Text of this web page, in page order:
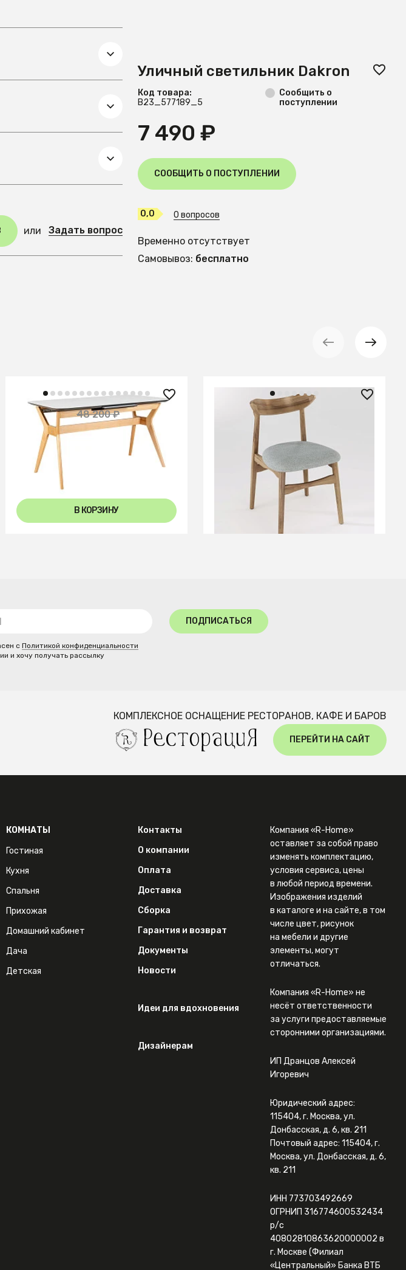
или Задать вопрос
Уличный светильник Dakron
Код товара:
B23_577189_5
Сообщить о
поступлении
7 490 ₽
СООБЩИТЬ О ПОСТУПЛЕНИИ
0,0 0 вопросов
Временно отсутствует
Самовывоз: бесплатно
28 150 ₽ 48 200 ₽ — 42%
Стол раскл. Нарвик Glass 140-180
Automatic Natur/Light matte
glass
В КОРЗИНУ
14 080.50 ₽
AL 104 Стул Джеро (470*500*750)
В КОРЗИНУ
с Политикой конфиденциальности
и хочу получать рассылку
ПОДПИСАТЬСЯ
КОМПЛЕКСНОЕ ОСНАЩЕНИЕ РЕСТОРАНОВ, КАФЕ И БАРОВ
ПЕРЕЙТИ НА САЙТ
КОМНАТЫ
Гостиная
Кухня
Спальня
Прихожая
Домашний кабинет
Дача
Детская
Контакты
О компании
Оплата
Доставка
Сборка
Гарантия и возврат
Документы
Новости
Идеи для вдохновения
Дизайнерам
Компания «R-Home»
оставляет за собой право
изменять комплектацию,
условия сервиса, цены
в любой период времени.
Изображения изделий
в каталоге и на сайте, в том
числе цвет, рисунок
на мебели и другие
элементы, могут
отличаться.
Компания «R-Home» не
несёт ответственности
за услуги предоставляемые
сторонними организациями.
ИП Дранцов Алексей
Игоревич
Юридический адрес:
115404, г. Москва, ул.
Донбасская, д. 6, кв. 211
Почтовый адрес: 115404, г.
Москва, ул. Донбасская, д. 6,
кв. 211
ИНН 773703492669
ОГРНИП 316774600532434
р/с
40802810863620000002 в
г. Москве (Филиал
«Центральный» Банка ВТБ